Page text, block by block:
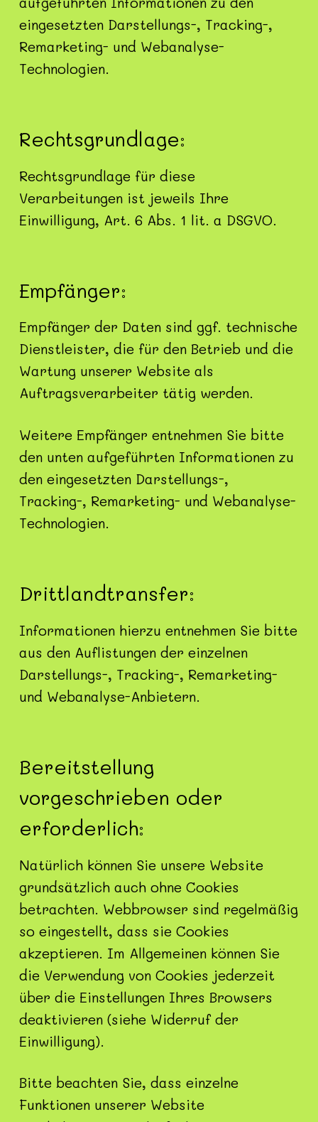
eingesetzten Darstellungs-, Tracking-,
Remarketing- und Webanalyse-
Technologien.
Rechtsgrundlage:
Rechtsgrundlage für diese
Verarbeitungen ist jeweils Ihre
Einwilligung, Art. 6 Abs. 1 lit. a DSGVO.
Empfänger:
Empfänger der Daten sind ggf. technische
Dienstleister, die für den Betrieb und die
Wartung unserer Website als
Auftragsverarbeiter tätig werden.
Weitere Empfänger entnehmen Sie bitte
den unten aufgeführten Informationen zu
den eingesetzten Darstellungs-,
Tracking-, Remarketing- und Webanalyse-
Technologien.
Drittlandtransfer:
Informationen hierzu entnehmen Sie bitte
aus den Auflistungen der einzelnen
Darstellungs-, Tracking-, Remarketing-
und Webanalyse-Anbietern.
Bereitstellung
vorgeschrieben oder
erforderlich:
Natürlich können Sie unsere Website
grundsätzlich auch ohne Cookies
betrachten. Webbrowser sind regelmäßig
so eingestellt, dass sie Cookies
akzeptieren. Im Allgemeinen können Sie
die Verwendung von Cookies jederzeit
über die Einstellungen Ihres Browsers
deaktivieren (siehe Widerruf der
Einwilligung).
Bitte beachten Sie, dass einzelne
Funktionen unserer Website